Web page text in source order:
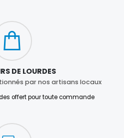
DE LOURDES
par nos artisans locaux
offert pour toute commande